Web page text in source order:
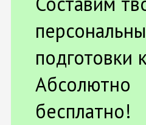
подготовки
Абсолютно
бесплатно!